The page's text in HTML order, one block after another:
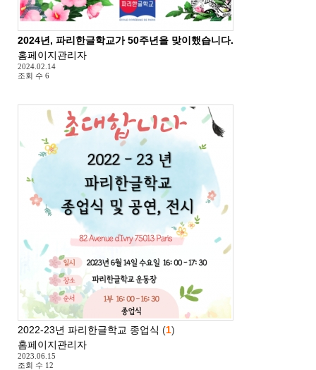
2024년, 파리한글학교가 50주년을 맞이했습니다.
홈페이지관리자
2024.02.14
조회 수 6
2022-23년 파리한글학교 종업식 (1)
홈페이지관리자
2023.06.15
조회 수 12